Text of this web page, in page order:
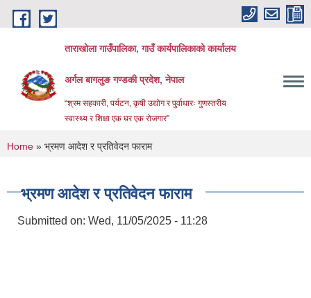
Skip to main content
ताराखोला गाउँपालिका, गाउँ कार्यपालिकाको कार्यालय
अर्गल बागलुङ गण्डकी प्रदेश, नेपाल
“श्रम सहकारी, पर्यटन, कृषी उद्योग र पुर्वाधारः गुणस्तरीय
स्वास्थ्य र शिक्षा एक घर एक रोजगार”
You are here
Home » भ्रमण आदेश र प्रतिवेदन फाराम
भ्रमण आदेश र प्रतिवेदन फाराम
Submitted on: Wed, 11/05/2025 - 11:28